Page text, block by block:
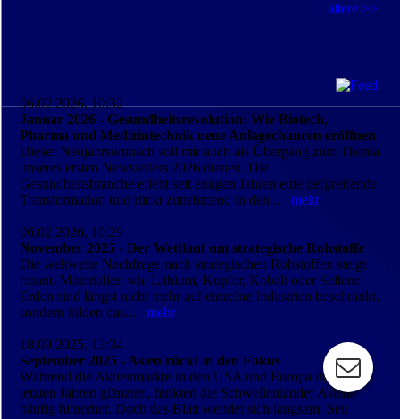
ältere >>
06.02.2026, 10:32
Januar 2026 - Gesundheitsrevolution: Wie Biotech,
Pharma und Medizintechnik neue Anlagechancen eröffnen
Dieser Neujahrswunsch soll mir auch als Übergang zum Thema
unseres ersten Newsletters 2026 dienen. Die
Gesundheitsbranche erlebt seit einigen Jahren eine tiefgreifende
Transformation und rückt zunehmend in den...mehr
06.02.2026, 10:29
November 2025 - Der Wettlauf um strategische Rohstoffe
Die weltweite Nachfrage nach strategischen Rohstoffen steigt
rasant. Materialien wie Lithium, Kupfer, Kobalt oder Seltene
Erden sind längst nicht mehr auf einzelne Industrien beschränkt,
sondern bilden das...mehr
18.09.2025, 13:34
September 2025 - Asien rückt in den Fokus
Während die Aktienmärkte in den USA und Europa in den
letzten Jahren glänzten, hinkten die Schwellenländer Asiens
häufig hinterher. Doch das Blatt wendet sich langsam: Seit